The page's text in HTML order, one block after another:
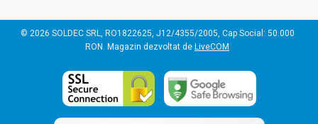
© 2026 SOLDEC SRL, RO1822625, J12/4355/2005, Cap Social: 50.000
RON. Magazin dezvoltat de LiveCOM